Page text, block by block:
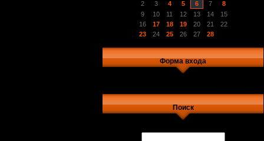
2
3 4 5 6 7
8
9
10 11 12 13 14
15
16
17 18 19 20 21
22
23
24 25 26 27 28
Форма входа
Поиск